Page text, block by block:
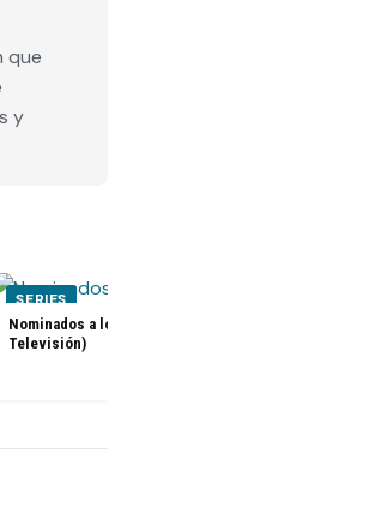
que
y
SERIES
Nominados a los premios Golden Globes 2025 (Cine y
Televisión)